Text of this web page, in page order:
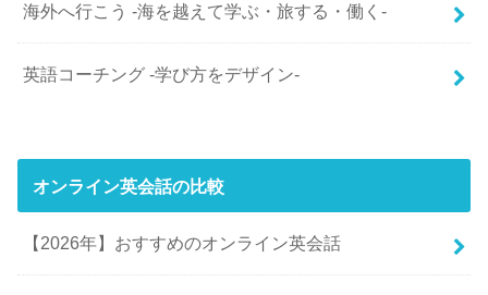
海外へ行こう -海を越えて学ぶ・旅する・働く-
英語コーチング -学び方をデザイン-
オンライン英会話の比較
【2026年】おすすめのオンライン英会話